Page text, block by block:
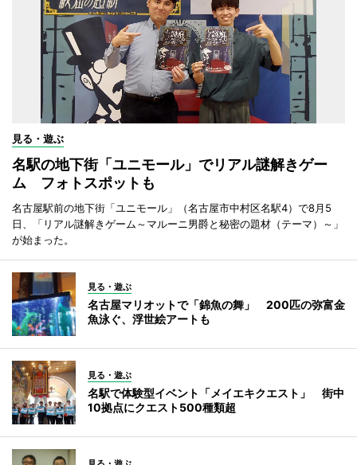
見る・遊ぶ
名駅の地下街「ユニモール」でリアル謎解きゲー
ム フォトスポットも
名古屋駅前の地下街「ユニモール」（名古屋市中村区名駅4）で8月5
日、「リアル謎解きゲーム～マルーニ男爵と秘密の題材（テーマ）～」
が始まった。
見る・遊ぶ
名古屋マリオットで「錦魚の舞」 200匹の弥富金
魚泳ぐ、浮世絵アートも
見る・遊ぶ
名駅で体験型イベント「メイエキクエスト」 街中
10拠点にクエスト500種類超